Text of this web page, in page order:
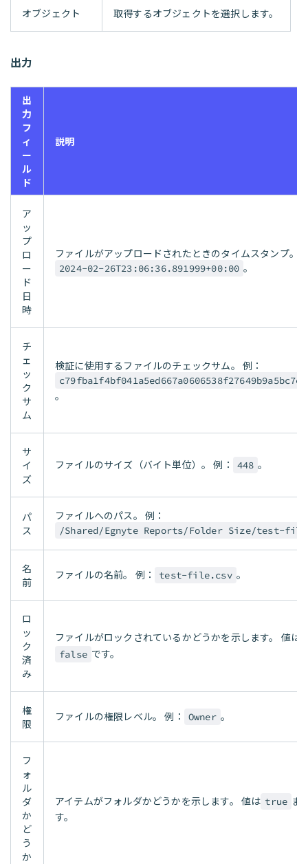
オブジェクト 取得するオブジェクトを選択します。
出力
出
力
フ
ィ
ー
ル
ド
説明
ア
ッ
プ
ロ
ー
ド
日
時
ファイルがアップロードされたときのタイムスタンプ。
2024-02-26T23:06:36.891999+00:00 。
チ
ェ
ッ
ク
サ
ム
検証に使用するファイルのチェックサム。 例：
。
サ
イ
ズ
ファイルのサイズ（バイト単位）。 例： 448 。
パ
ス
ファイルへのパス。 例：
/Shared/Egnyte Reports/Folder Size/test-
名
前
ファイルの名前。 例： test-file.csv 。
ロ
ッ
ク
済
み
ファイルがロックされているかどうかを示します。 値は
false です。
権
限
ファイルの権限レベル。 例： Owner 。
フ
ォ
ル
ダ
か
ど
う
か
アイテムがフォルダかどうかを示します。 値は true ま
す。